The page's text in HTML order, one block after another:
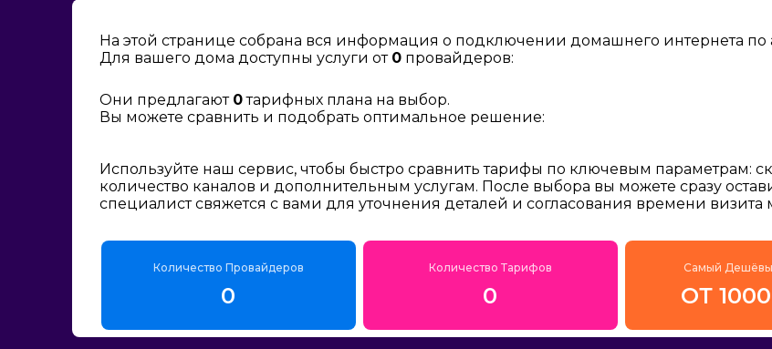
На этой странице собрана вся информация о подключении домашнего интернета по
Для вашего дома доступны услуги от 0 провайдеров:
Они предлагают 0тарифных плана на выбор.
Вы можете сравнить и подобрать оптимальное решение:
Используйте наш сервис, чтобы быстро сравнить тарифы по ключевым параметрам:
количество каналов и дополнительным услугам. После выбора вы можете сразу
специалист свяжется с вами для уточнения деталей и согласования времени визита
Количество Провайдеров
0
Количество Тарифов
0
Самый
ОТ